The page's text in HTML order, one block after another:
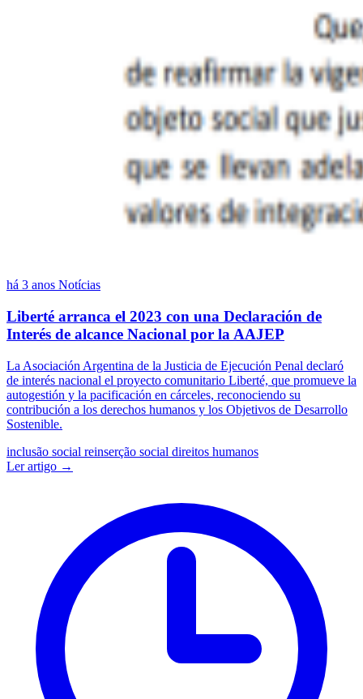
há 3 anos Notícias
Liberté arranca el 2023 con una Declaración de
Interés de alcance Nacional por la AAJEP
La Asociación Argentina de la Justicia de Ejecución Penal declaró
de interés nacional el proyecto comunitario Liberté, que promueve la
autogestión y la pacificación en cárceles, reconociendo su
contribución a los derechos humanos y los Objetivos de Desarrollo
Sostenible.
inclusão social reinserção social direitos humanos
Ler artigo →